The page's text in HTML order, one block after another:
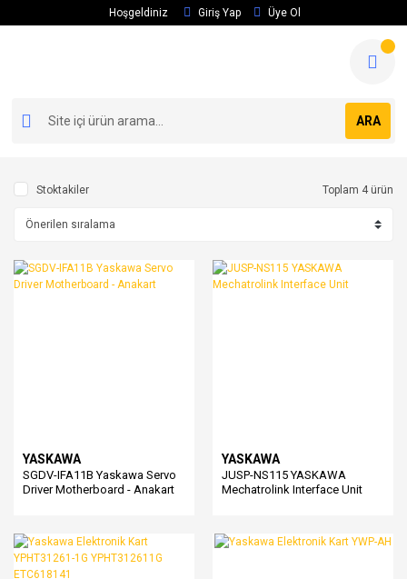
Hoşgeldiniz Giriş Yap Üye Ol
ARA
Stoktakiler Toplam 4 ürün
YASKAWA
SGDV-IFA11B Yaskawa Servo
Driver Motherboard - Anakart
YASKAWA
JUSP-NS115 YASKAWA
Mechatrolink Interface Unit